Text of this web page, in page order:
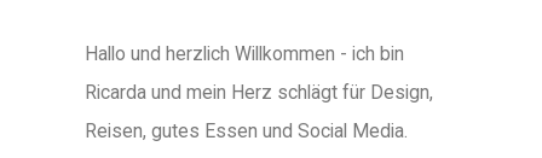
Hallo und herzlich Willkommen - ich bin
Ricarda und mein Herz schlägt für Design,
Reisen, gutes Essen und Social Media.